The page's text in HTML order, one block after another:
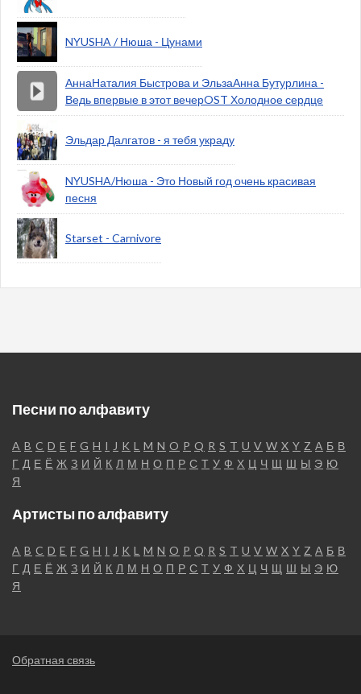
NYUSHA / Нюша - Цунами
АннаНаталия Быстрова и ЭльзаАнна Бутурлина -
Ведь впервые в этот вечерOST Холодное сердце
Эльдар Далгатов - я тебя украду
NYUSHA/Нюша - Это Новый год очень красивая
песня
Starset - Carnivore
Песни по алфавиту
A B C D E F G H I J K L M N O P Q R S T U V W X Y Z А Б В
Г Д Е Ё Ж З И Й К Л М Н О П Р С Т У Ф Х Ц Ч Щ Ш Ы Э Ю
Я
Артисты по алфавиту
A B C D E F G H I J K L M N O P Q R S T U V W X Y Z А Б В
Г Д Е Ё Ж З И Й К Л М Н О П Р С Т У Ф Х Ц Ч Щ Ш Ы Э Ю
Я
Обратная связь